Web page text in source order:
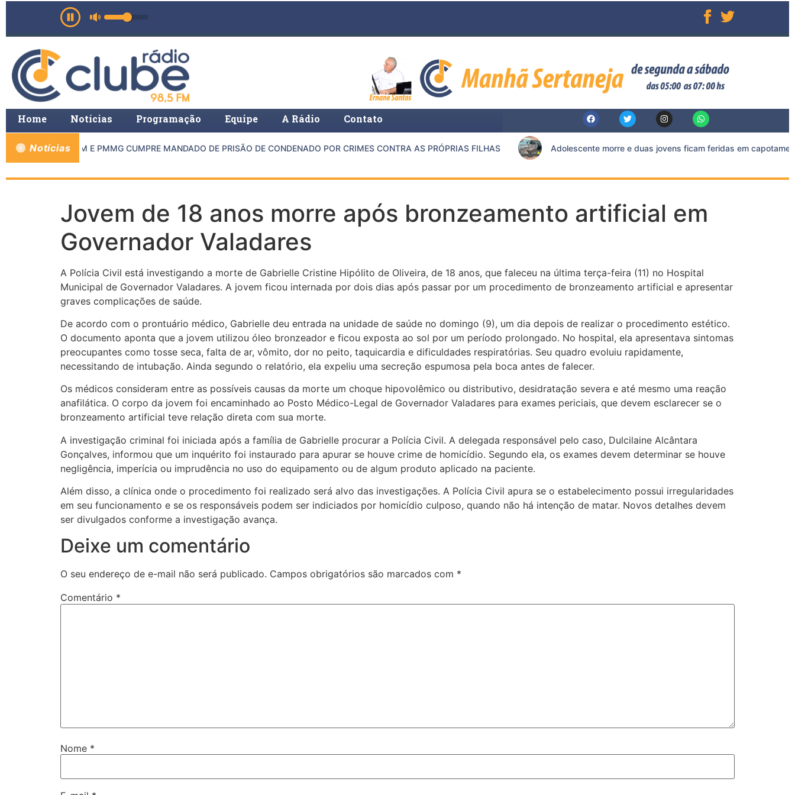
Home Notícias Programação Equipe A Rádio Contato
Notícias
MP DE INHAPIM E PMMG CUMPRE MANDADO DE PRISÃO DE CONDENADO POR CRIMES CONTRA AS PRÓPRIAS FILHAS Adolescente morre e duas jovens ficam feridas em capotamento
Jovem de 18 anos morre após bronzeamento artificial em
Governador Valadares
A Polícia Civil está investigando a morte de Gabrielle Cristine Hipólito de Oliveira, de 18 anos, que faleceu na última terça-feira (11) no Hospital
Municipal de Governador Valadares. A jovem ficou internada por dois dias após passar por um procedimento de bronzeamento artificial e apresentar
graves complicações de saúde.
De acordo com o prontuário médico, Gabrielle deu entrada na unidade de saúde no domingo (9), um dia depois de realizar o procedimento estético.
O documento aponta que a jovem utilizou óleo bronzeador e ficou exposta ao sol por um período prolongado. No hospital, ela apresentava sintomas
preocupantes como tosse seca, falta de ar, vômito, dor no peito, taquicardia e dificuldades respiratórias. Seu quadro evoluiu rapidamente,
necessitando de intubação. Ainda segundo o relatório, ela expeliu uma secreção espumosa pela boca antes de falecer.
Os médicos consideram entre as possíveis causas da morte um choque hipovolêmico ou distributivo, desidratação severa e até mesmo uma reação
anafilática. O corpo da jovem foi encaminhado ao Posto Médico-Legal de Governador Valadares para exames periciais, que devem esclarecer se o
bronzeamento artificial teve relação direta com sua morte.
A investigação criminal foi iniciada após a família de Gabrielle procurar a Polícia Civil. A delegada responsável pelo caso, Dulcilaine Alcântara
Gonçalves, informou que um inquérito foi instaurado para apurar se houve crime de homicídio. Segundo ela, os exames devem determinar se houve
negligência, imperícia ou imprudência no uso do equipamento ou de algum produto aplicado na paciente.
Além disso, a clínica onde o procedimento foi realizado será alvo das investigações. A Polícia Civil apura se o estabelecimento possui irregularidades
em seu funcionamento e se os responsáveis podem ser indiciados por homicídio culposo, quando não há intenção de matar. Novos detalhes devem
ser divulgados conforme a investigação avança.
Deixe um comentário
O seu endereço de e-mail não será publicado. Campos obrigatórios são marcados com *
Comentário *
Nome *